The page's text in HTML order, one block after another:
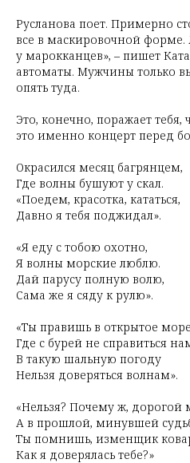
Русланова поет. Примерно
все в маскировочной форме.
у марокканцев», – пишет
автоматы. Мужчины только
опять туда.
Это, конечно, поражает тебя,
это именно концерт перед
Окрасился месяц багрянцем,
Где волны бушуют у скал.
«Поедем, красотка, кататься,
Давно я тебя поджидал».
«Я еду с тобою охотно,
Я волны морские люблю.
Дай парусу полную волю,
Сама же я сяду к рулю».
«Ты правишь в открытое
Где с бурей не справиться
В такую шальную погоду
Нельзя доверяться волнам».
«Нельзя? Почему ж, дорогой
А в прошлой, минувшей
Ты помнишь, изменщик
Как я доверялась тебе?»